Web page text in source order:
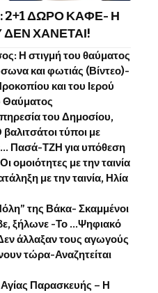
2+1 ΔΩΡΟ ΚΑΦΕ- Η
ΧΑΝΕΤΑΙ!
Η στιγμή του θαύματος
και φωτιάς (Βίντεο)-
και του Ιερού
Θαύματος
του Δημοσίου,
τύποι με
Πασά-ΤΖΗ για υπόθεση
με την ταινία
με την ταινία, Ηλία
της Βάκα- Σκαμμένοι
ξήλωνε -Το …Ψηφιακό
άλλαξαν τους αγωγούς
τώρα-Αναζητείται
Παρασκευής – Η